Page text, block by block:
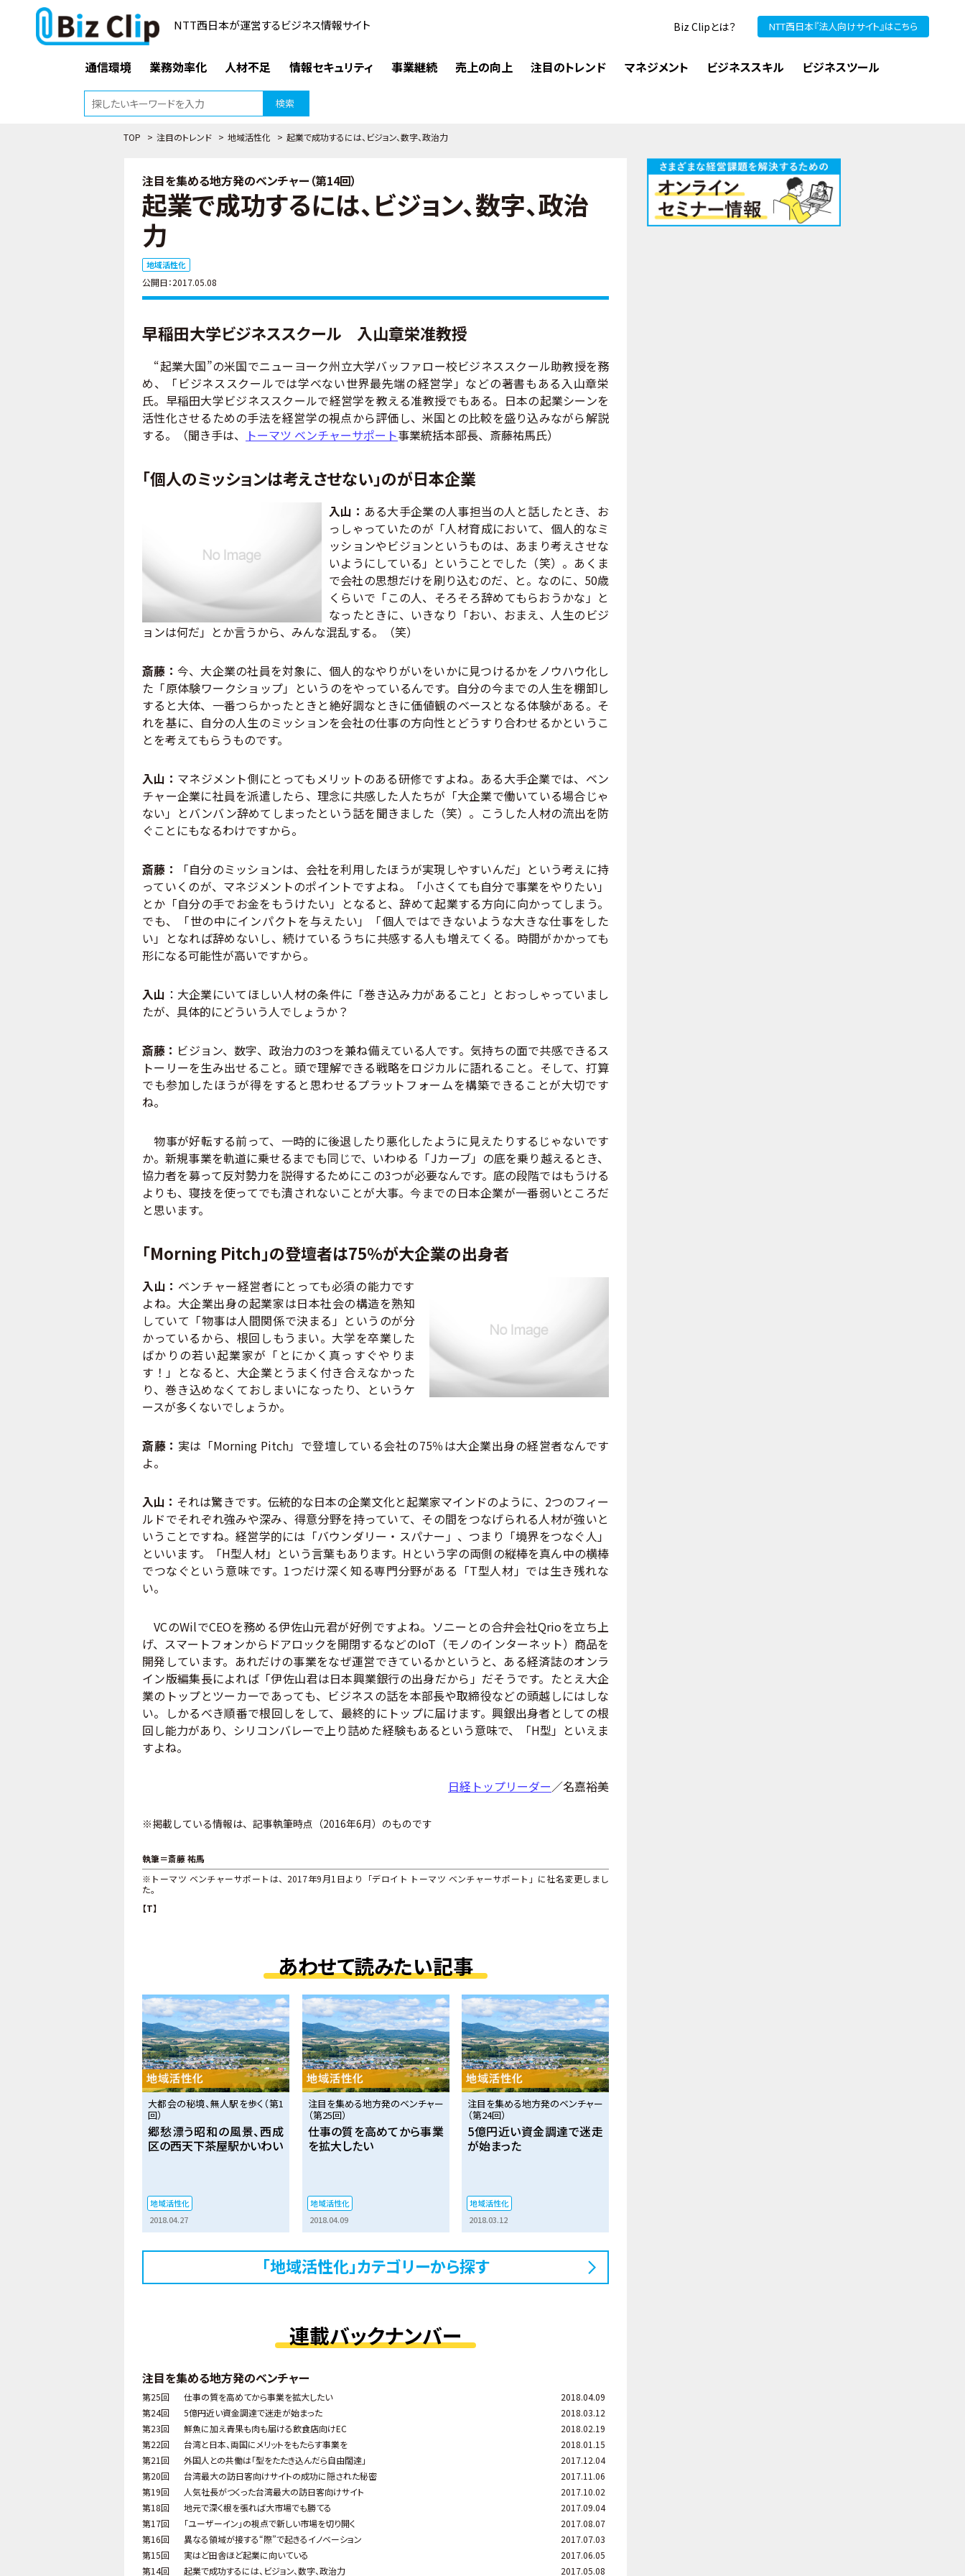
NTT西日本が運営するビジネス情報サイト Biz Clipとは？ NTT西日本『法人向けサイト』はこちら
通信環境 業務効率化 人材不足 情報セキュリティ 事業継続 売上の向上 注目のトレンド マネジメント ビジネススキル ビジネスツール
検索
TOP > 注目のトレンド > 地域活性化 > 起業で成功するには、ビジョン、数字、政治力
注目を集める地方発のベンチャー（第14回）
起業で成功するには、ビジョン、数字、政治
力
地域活性化
公開日：2017.05.08
早稲田大学ビジネススクール 入山章栄准教授
“起業大国”の米国でニューヨーク州立大学バッファロー校ビジネススクール助教授を務
め、「ビジネススクールでは学べない世界最先端の経営学」などの著書もある入山章栄
氏。早稲田大学ビジネススクールで経営学を教える准教授でもある。日本の起業シーンを
活性化させるための手法を経営学の視点から評価し、米国との比較を盛り込みながら解説
する。（聞き手は、
トーマツ ベンチャーサポート事業統括本部長、斎藤祐馬氏）
「個人のミッションは考えさせない」のが日本企業
入山： ある大手企業の人事担当の人と話したとき、お
っしゃっていたのが「人材育成において、個人的なミ
ッションやビジョンというものは、あまり考えさせな
いようにしている」ということでした（笑）。あくま
で会社の思想だけを刷り込むのだ、と。なのに、50歳
くらいで「この人、そろそろ辞めてもらおうかな」と
なったときに、いきなり「おい、おまえ、人生のビジ
ョンは何だ」とか言うから、みんな混乱する。（笑）
斎藤： 今、大企業の社員を対象に、個人的なやりがいをいかに見つけるかをノウハウ化し
た「原体験ワークショップ」というのをやっているんです。自分の今までの人生を棚卸し
すると大体、一番つらかったときと絶好調なときに価値観のベースとなる体験がある。そ
れを基に、自分の人生のミッションを会社の仕事の方向性とどうすり合わせるかというこ
とを考えてもらうものです。
入山： マネジメント側にとってもメリットのある研修ですよね。ある大手企業では、ベン
チャー企業に社員を派遣したら、理念に共感した人たちが「大企業で働いている場合じゃ
ない」とバンバン辞めてしまったという話を聞きました（笑）。こうした人材の流出を防
ぐことにもなるわけですから。
斎藤：
「自分のミッションは、会社を利用したほうが実現しやすいんだ」という考えに持
っていくのが、マネジメントのポイントですよね。「小さくても自分で事業をやりたい」
とか「自分の手でお金をもうけたい」となると、辞めて起業する方向に向かってしまう。
でも、「世の中にインパクトを与えたい」「個人ではできないような大きな仕事をした
い」となれば辞めないし、続けているうちに共感する人も増えてくる。時間がかかっても
形になる可能性が高いですから。
入山 ：大企業にいてほしい人材の条件に「巻き込み力があること」とおっしゃっていまし
たが、具体的にどういう人でしょうか？
斎藤： ビジョン、数字、政治力の3つを兼ね備えている人です。気持ちの面で共感できるス
トーリーを生み出せること。頭で理解できる戦略をロジカルに語れること。そして、打算
でも参加したほうが得をすると思わせるプラットフォームを構築できることが大切です
ね。
物事が好転する前って、一時的に後退したり悪化したように見えたりするじゃないです
か。新規事業を軌道に乗せるまでも同じで、いわゆる「Jカーブ」の底を乗り越えるとき、
協力者を募って反対勢力を説得するためにこの3つが必要なんです。底の段階ではもうける
よりも、寝技を使ってでも潰されないことが大事。今までの日本企業が一番弱いところだ
と思います。
「Morning Pitch」の登壇者は75％が大企業の出身者
入山： ベンチャー経営者にとっても必須の能力です
よね。大企業出身の起業家は日本社会の構造を熟知
していて「物事は人間関係で決まる」というのが分
かっているから、根回しもうまい。大学を卒業した
ばかりの若い起業家が「とにかく真っすぐやりま
す！」となると、大企業とうまく付き合えなかった
り、巻き込めなくておしまいになったり、というケ
ースが多くないでしょうか。
斎藤： 実は「Morning Pitch」で登壇している会社の75％は大企業出身の経営者なんです
よ。
入山： それは驚きです。伝統的な日本の企業文化と起業家マインドのように、2つのフィー
ルドでそれぞれ強みや深み、得意分野を持っていて、その間をつなげられる人材が強いと
いうことですね。経営学的には「バウンダリー・スパナー」、つまり「境界をつなぐ人」
といいます。「H型人材」という言葉もあります。Hという字の両側の縦棒を真ん中の横棒
でつなぐという意味です。1つだけ深く知る専門分野がある「T型人材」では生き残れな
い。
VCのWilでCEOを務める伊佐山元君が好例ですよね。ソニーとの合弁会社Qrioを立ち上
げ、スマートフォンからドアロックを開閉するなどのIoT（モノのインターネット）商品を
開発しています。あれだけの事業をなぜ運営できているかというと、ある経済誌のオンラ
イン版編集長によれば「伊佐山君は日本興業銀行の出身だから」だそうです。たとえ大企
業のトップとツーカーであっても、ビジネスの話を本部長や取締役などの頭越しにはしな
い。しかるべき順番で根回しをして、最終的にトップに届けます。興銀出身者としての根
回し能力があり、シリコンバレーで上り詰めた経験もあるという意味で、「H型」といえま
すよね。
日経トップリーダー／名嘉裕美
※掲載している情報は、記事執筆時点（2016年6月）のものです
執筆＝斎藤 祐馬
※トーマツ ベンチャーサポートは、2017年9月1日より「デロイト トーマツ ベンチャーサポート」に社名変更しまし
た。
【T】
あわせて読みたい記事
大都会の秘境、無人駅を歩く（第1
回）
郷愁漂う昭和の風景、西成
区の西天下茶屋駅かいわい
地域活性化
2018.04.27
注目を集める地方発のベンチャー
（第25回）
仕事の質を高めてから事業
を拡大したい
地域活性化
2018.04.09
注目を集める地方発のベンチャー
（第24回）
5億円近い資金調達で迷走
が始まった
地域活性化
2018.03.12
「地域活性化」カテゴリーから探す
連載バックナンバー
注目を集める地方発のベンチャー
第25回 仕事の質を高めてから事業を拡大したい
2018.04.09
第24回
5億円近い資金調達で迷走が始まった
2018.03.12
第23回
鮮魚に加え青果も肉も届ける飲食店向けEC
2018.02.19
第22回
台湾と日本、両国にメリットをもたらす事業を
2018.01.15
第21回
外国人との共働は「型をたたき込んだら自由闊達」
2017.12.04
第20回
台湾最大の訪日客向けサイトの成功に隠された秘密
2017.11.06
第19回
人気社長がつくった台湾最大の訪日客向けサイト
2017.10.02
第18回
地元で深く根を張れば大市場でも勝てる
2017.09.04
第17回
「ユーザーイン」の視点で新しい市場を切り開く
2017.08.07
第16回
異なる領域が接する“際”で起きるイノベーション
2017.07.03
第15回
実はど田舎ほど起業に向いている
2017.06.05
第14回
起業で成功するには、ビジョン、数字、政治力 2017.05.08